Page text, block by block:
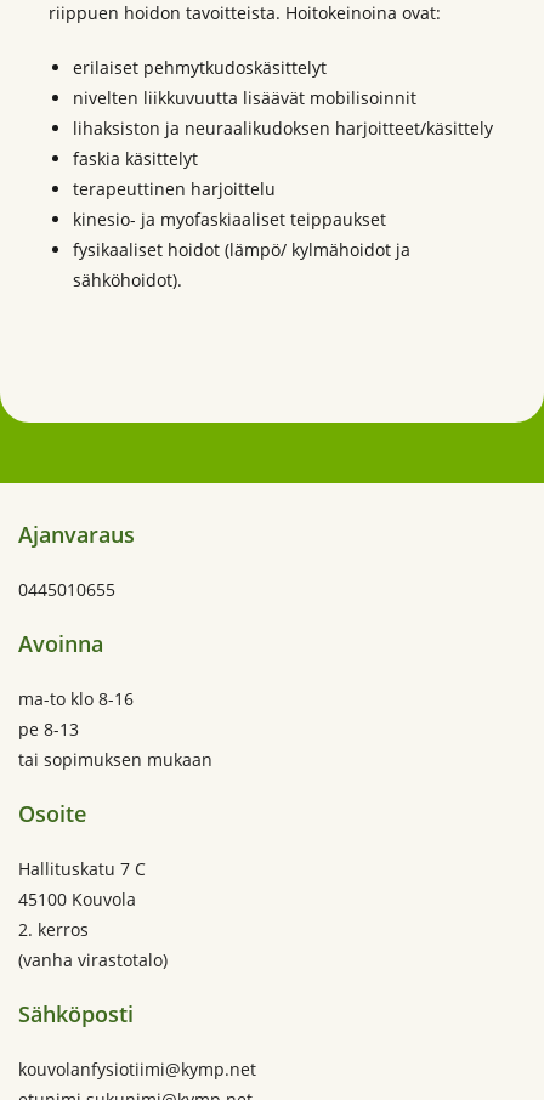
riippuen hoidon tavoitteista. Hoitokeinoina ovat:
erilaiset pehmytkudoskäsittelyt
nivelten liikkuvuutta lisäävät mobilisoinnit
lihaksiston ja neuraalikudoksen harjoitteet/käsittely
faskia käsittelyt
terapeuttinen harjoittelu
kinesio- ja myofaskiaaliset teippaukset
fysikaaliset hoidot (lämpö/ kylmähoidot ja
sähköhoidot).
Ajanvaraus
0445010655
Avoinna
ma-to klo 8-16
pe 8-13
tai sopimuksen mukaan
Osoite
Hallituskatu 7 C
45100 Kouvola
2. kerros
(vanha virastotalo)
Sähköposti
kouvolanfysiotiimi@kymp.net